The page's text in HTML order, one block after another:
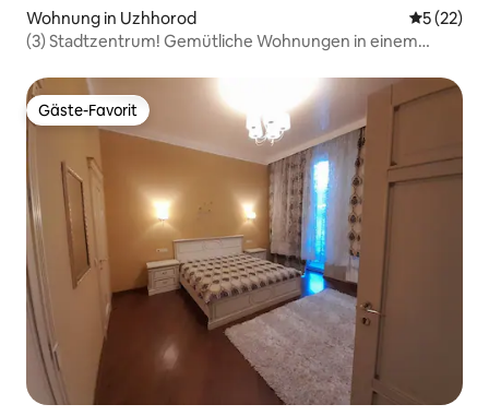
Wohnung in Uzhhorod
5 (22)
(3) Stadtzentrum! Gemütliche Wohnungen in einem
Gäste-Favorit
Gäste-Favorit